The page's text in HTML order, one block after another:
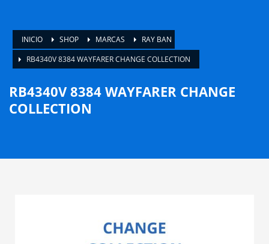
INICIO SHOP MARCAS
RAY BAN
RB4340V 8384 WAYFARER CHANGE COLLECTION
RB4340V 8384 WAYFARER CHANGE
COLLECTION